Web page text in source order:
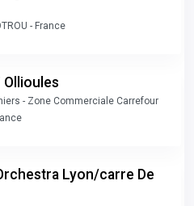
- France
Ollioules
- Zone Commerciale Carrefour
Lyon/carre De